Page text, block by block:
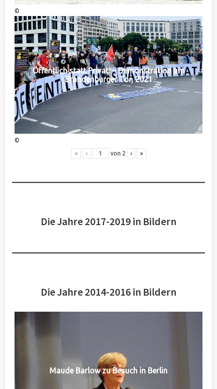
©
Öffentlich statt Privat! – Demonstration am
Brandenburger Tor, 2021
©
« ‹ von 2 › »
Die Jahre 2017-2019 in Bildern
Die Jahre 2014-2016 in Bildern
Maude Barlow zu Besuch in Berlin